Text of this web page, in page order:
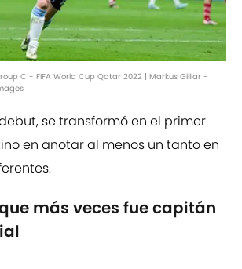
C - FIFA World Cup Qatar 2022 | Markus Gilliar -
se transformó en el primer
en anotar al menos un tanto en
más veces fue capitán